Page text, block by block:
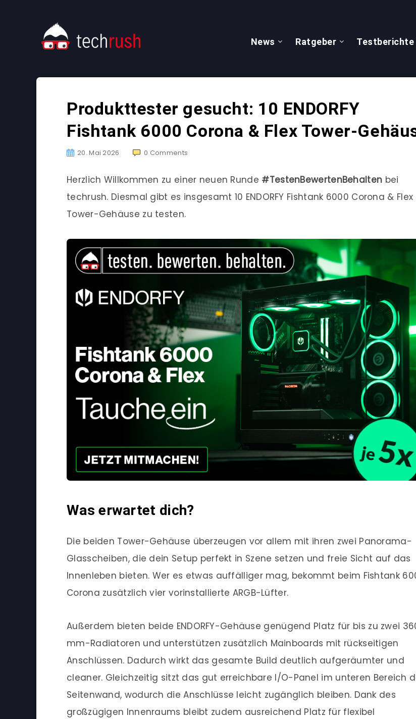
News Ratgeber Testberichte
Produkttester gesucht: 10 ENDORFY
Fishtank 6000 Corona & Flex Tower-
20. Mai 2026 0 Comments
Herzlich Willkommen zu einer neuen Runde #TestenBewertenBehalten bei
techrush. Diesmal gibt es insgesamt 10 ENDORFY Fishtank 6000 Corona & Flex
Tower-Gehäuse zu testen.
Was erwartet dich?
Die beiden Tower-Gehäuse überzeugen vor allem mit ihren zwei Panorama-
Glasscheiben, die dein Setup perfekt in Szene setzen und freie Sicht auf das
Innenleben bieten. Wer es etwas auffälliger mag, bekommt beim Fishtank
Corona zusätzlich vier vorinstallierte ARGB-Lüfter.
Außerdem bieten beide ENDORFY-Gehäuse genügend Platz für bis zu zwei
mm-Radiatoren und unterstützen zusätzlich Mainboards mit rückseitigen
Anschlüssen. Dadurch wirkt das gesamte Build deutlich aufgeräumter und
cleaner. Gleichzeitig sitzt das gut erreichbare I/O-Panel im unteren Bereich
Seitenwand, wodurch die Anschlüsse leicht zugänglich bleiben. Dank des
großzügigen Innenraums bleibt zudem ausreichend Platz für flexibel